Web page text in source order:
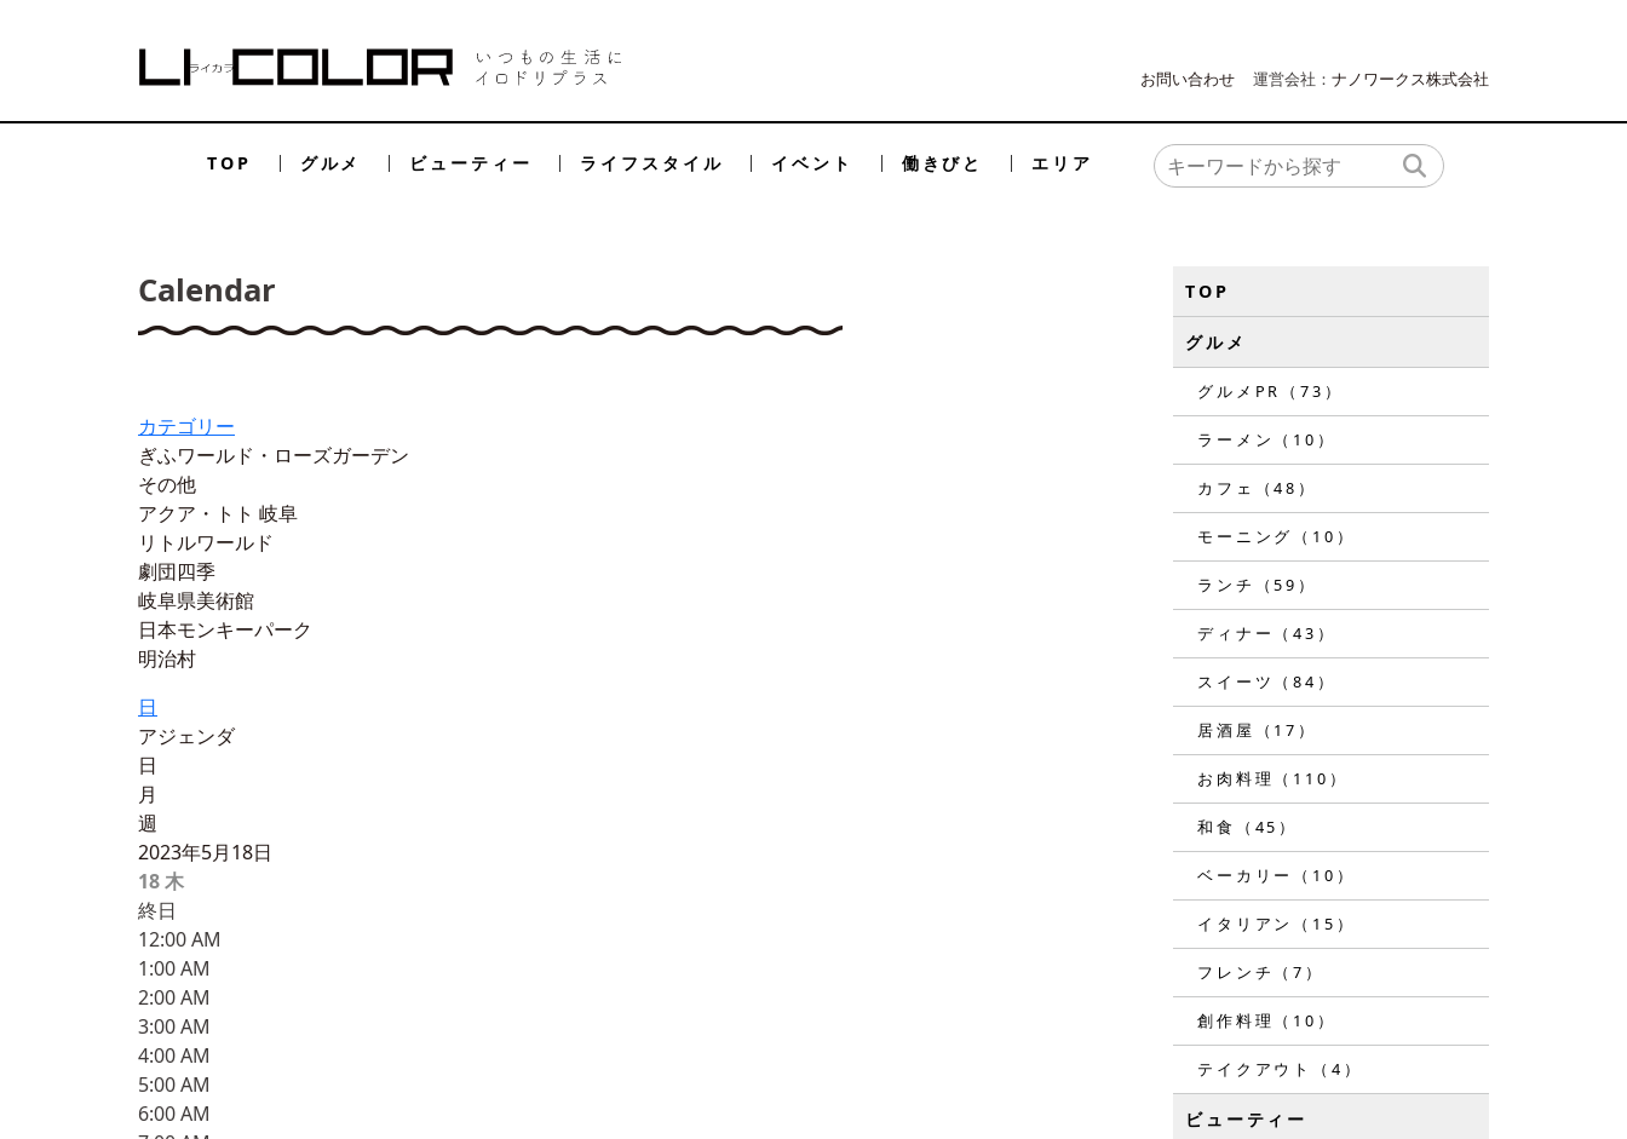
お問い合わせ 運営会社： ナノワークス株式会社
TOP グルメ ビューティー ライフスタイル イベント 働きびと エリア
Calendar
カテゴリー
ぎふワールド・ローズガーデン
その他
アクア・トト 岐阜
リトルワールド
劇団四季
岐阜県美術館
日本モンキーパーク
明治村
日
アジェンダ
日
月
週
2023年5月18日
18木
終日
12:00 AM
1:00 AM
2:00 AM
3:00 AM
4:00 AM
5:00 AM
6:00 AM
TOP
グルメ
グルメPR（73）
ラーメン（10）
カフェ（48）
モーニング（10）
ランチ（59）
ディナー（43）
スイーツ（84）
居酒屋（17）
お肉料理（110）
和食（45）
ベーカリー（10）
イタリアン（15）
フレンチ（7）
創作料理（10）
テイクアウト（4）
ビューティー